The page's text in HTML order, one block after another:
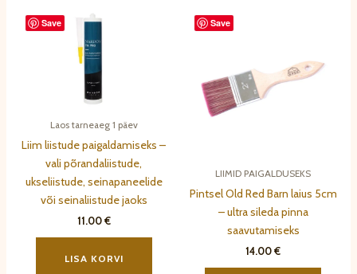
Save
Laos tarneaeg 1 päev
Liim liistude paigaldamiseks –
vali põrandaliistude,
ukseliistude, seinapaneelide
või seinaliistude jaoks
11.00 €
LISA KORVI
Save
LIIMID PAIGALDUSEKS
Pintsel Old Red Barn laius 5cm
– ultra sileda pinna
saavutamiseks
14.00€